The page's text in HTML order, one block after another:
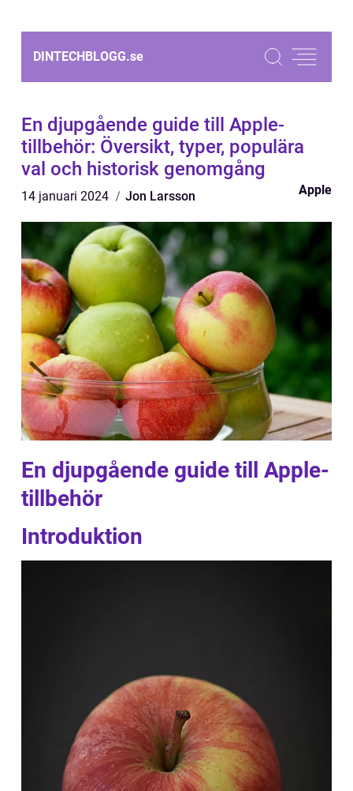
DINTECHBLOGG.se
En djupgående guide till Apple-
tillbehör: Översikt, typer, populära
val och historisk genomgång
14 januari 2024 Jon Larsson Apple
En djupgående guide till Apple-
tillbehör
Introduktion